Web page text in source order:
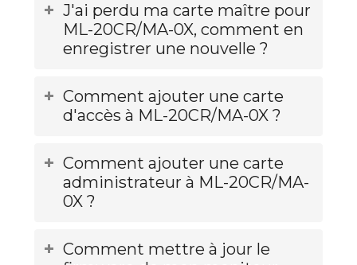
J'ai perdu ma carte maître pour
ML-20CR/MA-0X, comment en
enregistrer une nouvelle ?
Comment ajouter une carte
d'accès à ML-20CR/MA-0X ?
Comment ajouter une carte
administrateur à ML-20CR/MA-
0X ?
Comment mettre à jour le